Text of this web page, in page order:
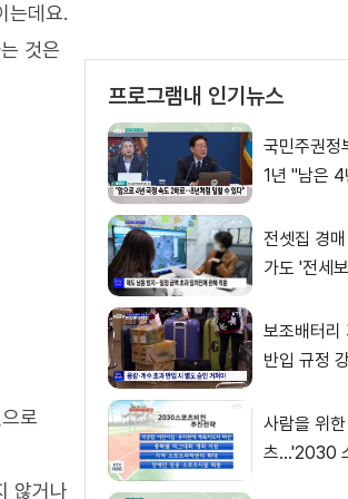
는데요.
것은
로
않거나
프로그램내 인기뉴스
국민주권정
1년 "남은
전셋집 경매
가도 '전세
보조배터리
반입 규정 강
사람을 위
츠…'2030